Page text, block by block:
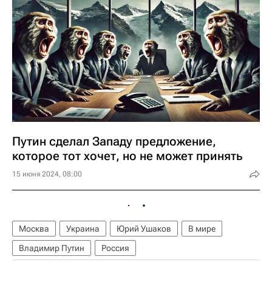
Путин сделал Западу предложение,
которое тот хочет, но не может принять
15 июня 2024, 08:00
Москва Украина Юрий Ушаков
В мире
Владимир Путин
Россия